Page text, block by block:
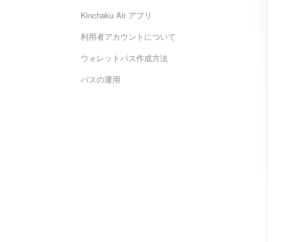
Kinchaku Air アプリ
利用者アカウントについて
ウォレットパス作成方法
パスの運用